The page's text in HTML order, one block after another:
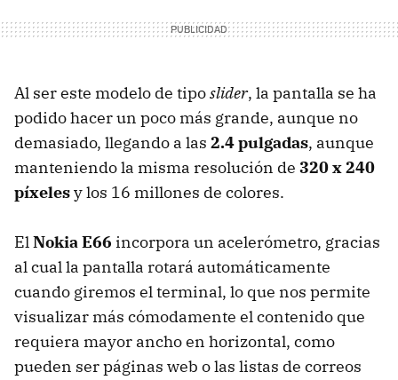
Al ser este modelo de tiposlider, la pantalla se ha
podido hacer un poco más grande, aunque no
demasiado, llegando a las 2.4 pulgadas, aunque
manteniendo la misma resolución de 320 x 240
píxelesy los 16 millones de colores.
ElNokia E66 incorpora un acelerómetro, gracias
al cual la pantalla rotará automáticamente
cuando giremos el terminal, lo que nos permite
visualizar más cómodamente el contenido que
requiera mayor ancho en horizontal, como
pueden ser páginas web o las listas de correos